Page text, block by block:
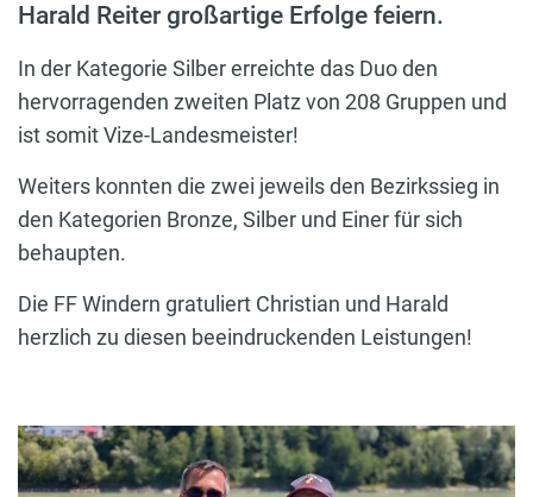
Harald Reiter großartige Erfolge feiern.
In der Kategorie Silber erreichte das Duo den
hervorragenden zweiten Platz von 208 Gruppen und
ist somit Vize-Landesmeister!
Weiters konnten die zwei jeweils den Bezirkssieg in
den Kategorien Bronze, Silber und Einer für sich
behaupten.
Die FF Windern gratuliert Christian und Harald
herzlich zu diesen beeindruckenden Leistungen!